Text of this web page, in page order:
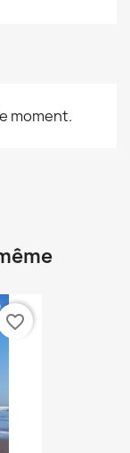
moment.
favorite_border